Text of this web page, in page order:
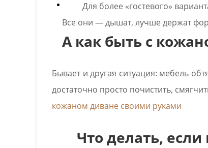
Для более «гостевого»
Все они — дышат, лучше держат
А как быть с
Бывает и другая ситуация: мебель
достаточно просто почистить,
кожаном диване своими руками
Что делать, если